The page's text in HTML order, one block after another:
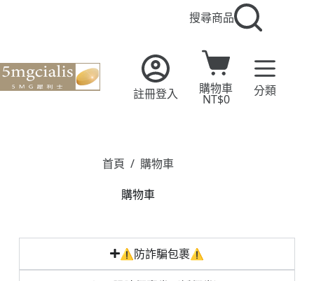
搜尋商品
註冊登入 購物車
NT$0
分類
首頁 / 購物車
購物車
⚠️防詐騙包裹⚠️